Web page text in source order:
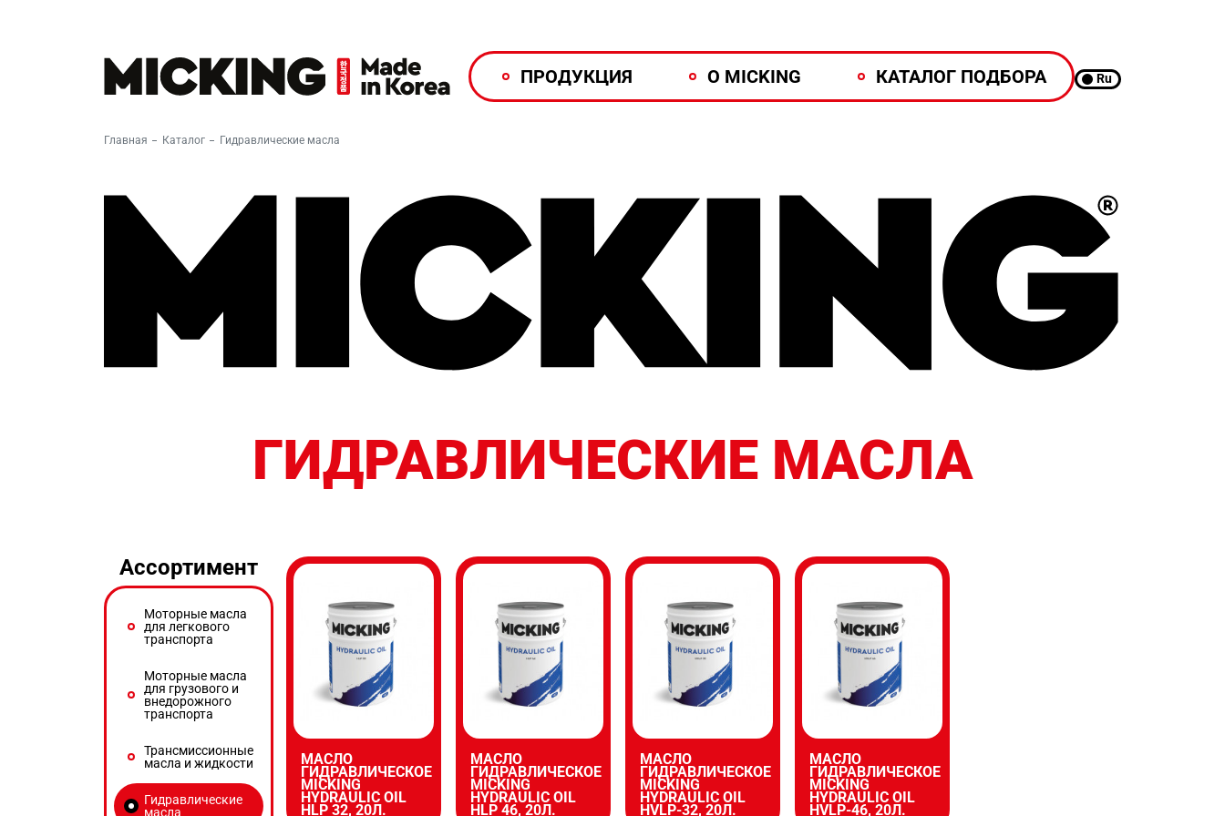
ПРОДУКЦИЯ О MICKING КАТАЛОГ ПОДБОРА Ru
Главная Каталог Гидравлические масла
ГИДРАВЛИЧЕСКИЕ МАСЛА
Ассортимент
Моторные масла
для легкового
транспорта
Моторные масла
для грузового и
внедорожного
транспорта
Трансмиссионные
масла и жидкости
Гидравлические
масла
МАСЛО
ГИДРАВЛИЧЕСКОЕ
MICKING
НYDRAULIC OIL
HLP 32, 20Л.
МАСЛО
ГИДРАВЛИЧЕСКОЕ
MICKING
НYDRAULIC OIL
HLP 46, 20Л.
МАСЛО
ГИДРАВЛИЧЕСКОЕ
MICKING
НYDRAULIC OIL
HVLP-32, 20Л.
МАСЛО
ГИДРАВЛИЧЕСКОЕ
MICKING
НYDRAULIC OIL
HVLP-46, 20Л.